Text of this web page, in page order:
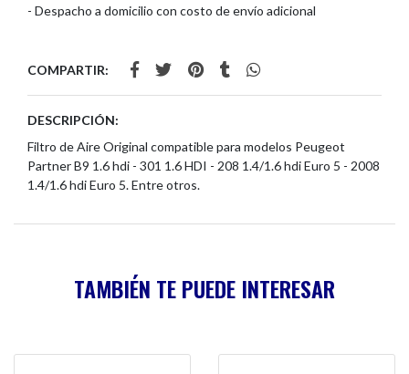
- Despacho a domicilio con costo de envío adicional
COMPARTIR:
DESCRIPCIÓN:
Filtro de Aire Original compatible para modelos Peugeot
Partner B9 1.6 hdi - 301 1.6 HDI - 208 1.4/1.6 hdi Euro 5 - 2008
1.4/1.6 hdi Euro 5. Entre otros.
TAMBIÉN TE PUEDE INTERESAR